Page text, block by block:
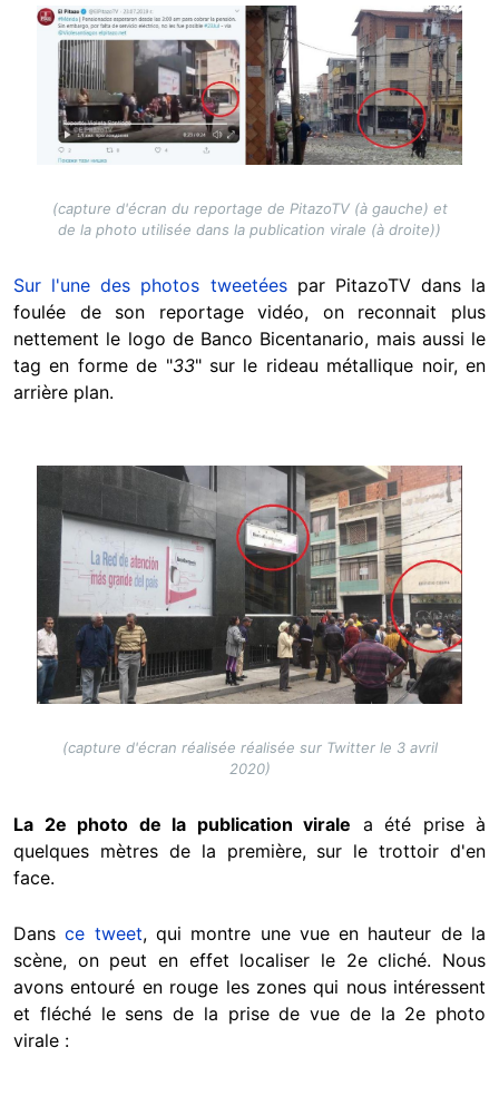
Image
(capture d'écran du reportage de PitazoTV (à gauche) et
de la photo utilisée dans la publication virale (à droite))
Sur l'une des photos tweetéespar PitazoTV dans la
foulée de son reportage vidéo, on reconnait plus
nettement le logo de Banco Bicentanario, mais aussi le
tag en forme de "33" sur le rideau métallique noir, en
arrière plan.
Image
(capture d'écran réalisée réalisée sur Twitter le 3 avril
2020)
La 2e photo de la publication virale a été prise à
quelques mètres de la première, sur le trottoir d'en
face.
Dansce tweet, qui montre une vue en hauteur de la
scène, on peut en effet localiser le 2e cliché. Nous
avons entouré en rouge les zones qui nous intéressent
et fléché le sens de la prise de vue de la 2e photo
virale :